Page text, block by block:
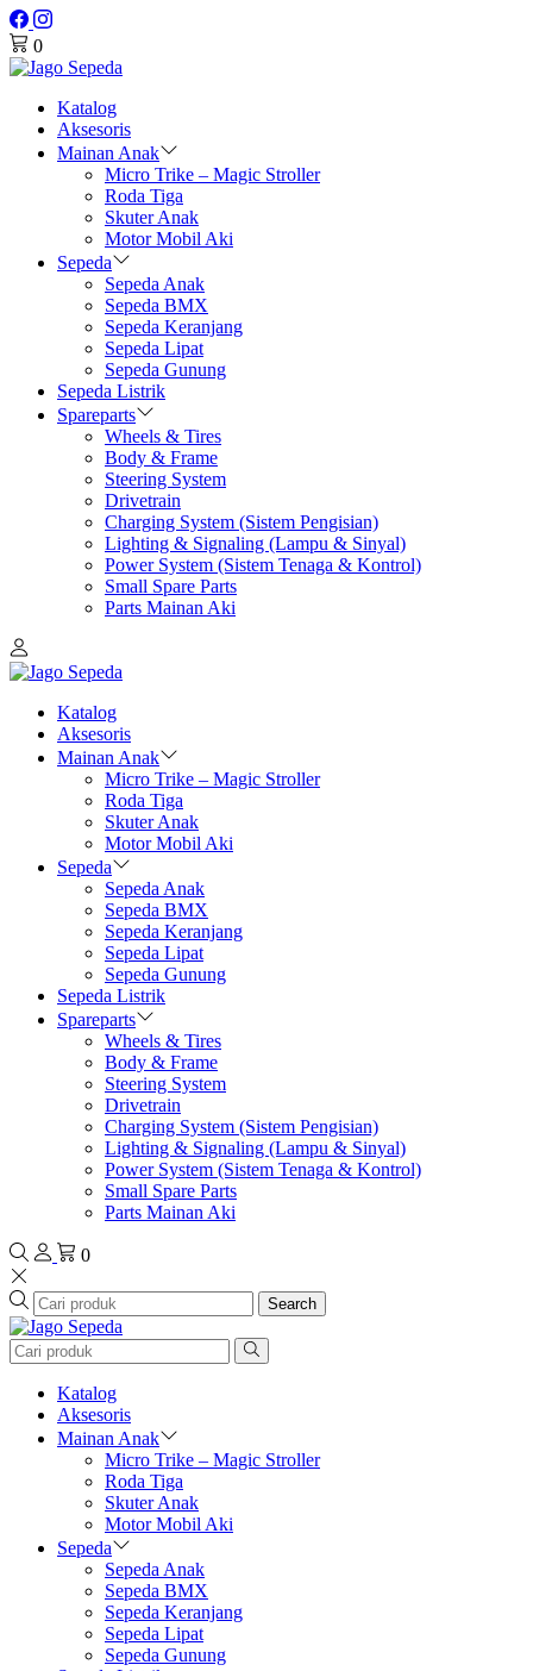
0
Katalog
Aksesoris
Mainan Anak
Micro Trike – Magic Stroller
Roda Tiga
Skuter Anak
Motor Mobil Aki
Sepeda
Sepeda Anak
Sepeda BMX
Sepeda Keranjang
Sepeda Lipat
Sepeda Gunung
Sepeda Listrik
Spareparts
Wheels & Tires
Body & Frame
Steering System
Drivetrain
Charging System (Sistem Pengisian)
Lighting & Signaling (Lampu & Sinyal)
Power System (Sistem Tenaga & Kontrol)
Small Spare Parts
Parts Mainan Aki
Katalog
Aksesoris
Mainan Anak
Micro Trike – Magic Stroller
Roda Tiga
Skuter Anak
Motor Mobil Aki
Sepeda
Sepeda Anak
Sepeda BMX
Sepeda Keranjang
Sepeda Lipat
Sepeda Gunung
Sepeda Listrik
Spareparts
Wheels & Tires
Body & Frame
Steering System
Drivetrain
Charging System (Sistem Pengisian)
Lighting & Signaling (Lampu & Sinyal)
Power System (Sistem Tenaga & Kontrol)
Small Spare Parts
Parts Mainan Aki
0
Search
Katalog
Aksesoris
Mainan Anak
Micro Trike – Magic Stroller
Roda Tiga
Skuter Anak
Motor Mobil Aki
Sepeda
Sepeda Anak
Sepeda BMX
Sepeda Keranjang
Sepeda Lipat
Sepeda Gunung